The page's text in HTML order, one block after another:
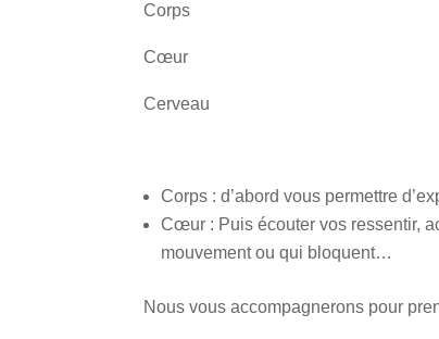
Corps
Cœur
Cerveau
Corps : d’abord vous permettre
Cœur : Puis écouter vos ressentir,
mouvement ou qui bloquent…
Nous vous accompagnerons pour